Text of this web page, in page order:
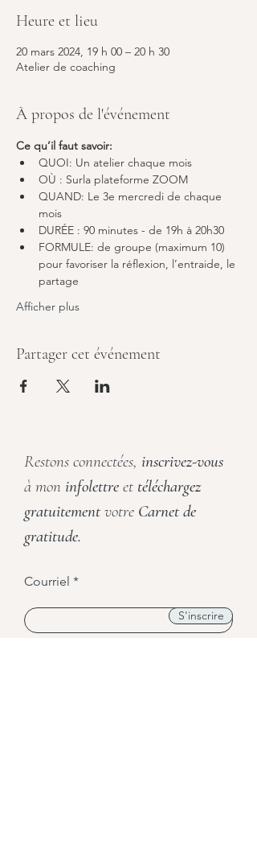
Heure et lieu
20 mars 2024, 19 h 00 – 20 h 30
Atelier de coaching
À propos de l'événement
Ce qu’il faut savoir:
QUOI: Un atelier chaque mois
OÙ : Surla plateforme ZOOM
QUAND: Le 3e mercredi de chaque
mois
DURÉE : 90 minutes - de 19h à 20h30
FORMULE: de groupe (maximum 10)
pour favoriser la réflexion, l’entraide, le
partage
Afficher plus
Partager cet événement
Restons connectées, inscrivez-vous
à mon infolettre et téléchargez
gratuitementvotre Carnet de
gratitude.
Courriel
S'inscrire